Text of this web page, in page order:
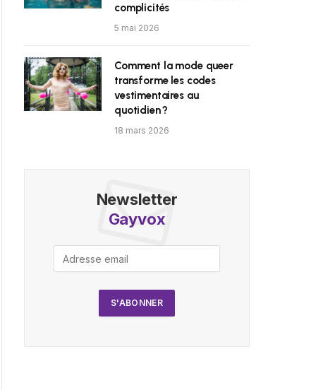
complicités
5 mai 2026
Comment la mode queer
transforme les codes
vestimentaires au
quotidien ?
18 mars 2026
Newsletter
Gayvox